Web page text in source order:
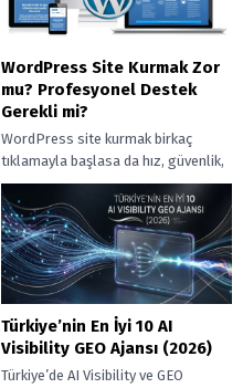
WordPress Site Kurmak Zor
mu? Profesyonel Destek
Gerekli mi?
WordPress site kurmak birkaç
tıklamayla başlasa da hız, güvenlik,
SEO ve satış hedefleri devreye
girince profesyonel destek
gerekebilir.
Türkiye’nin En İyi 10 AI
Visibility GEO Ajansı (2026)
Türkiye’de AI Visibility ve GEO